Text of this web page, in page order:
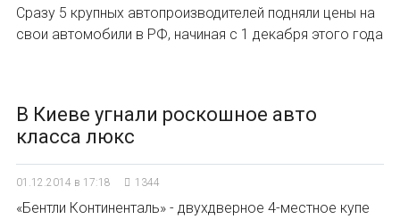
Сразу 5 крупных автопроизводителей подняли цены на
свои автомобили в РФ, начиная с 1 декабря этого года
В Киеве угнали роскошное авто
класса люкс
01.12.2014 в 17:18 1344
«Бентли Континенталь» - двухдверное 4-местное купе